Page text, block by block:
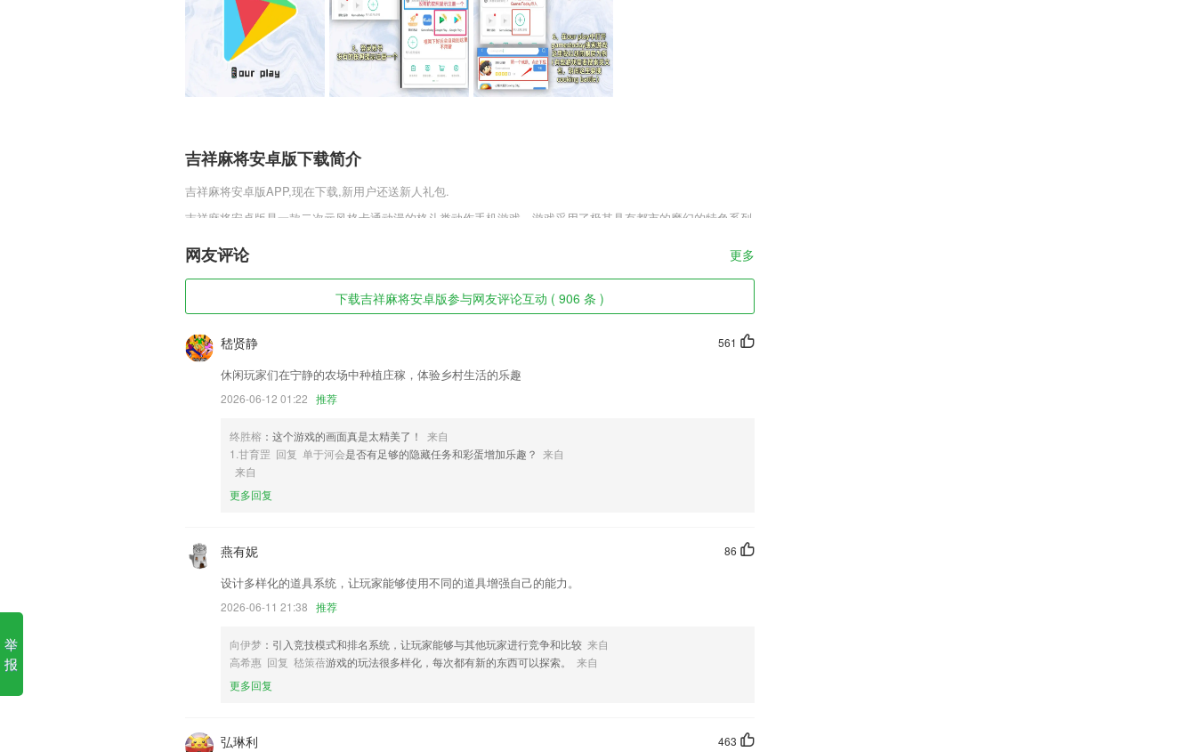
吉祥麻将安卓版下载简介
吉祥麻将安卓版APP,现在下载,新用户还送新人礼包.
吉祥麻将安卓版是一款二次元风格卡通动漫的格斗类动作手机游戏，游戏采用了极其具有都市的魔幻的特色系列
人热血澎湃的游戏体验。
吉祥麻将安卓版软件特色
1,为培训学员的线下培训提供更为友好的线上服务，包括学员的培训报名、学员的报到、学员签到、学员培训班
2,我们精心挑选了 多种2D 3D 样式的效果，你可以随意挑选，适合的就是好的。
3,快速钱包提现
4,【识字描红】：学前300字、1200个常用词组、以及场景例句300个，涉及到常用汉字达2000字之多；并且全
5,把2265用户的工资条一键导出保存到本地，这样就可以更好的进行管理。
6,DVR智能识别系统/斑马系统/安吉星系统数据支持，提升运营车辆安全品质
1.·随时重新练习错题，打开错题集的话则可以对自己每个月份出现的错题进行重新练习
2.房估精选题库，考试刷题便捷，2021年房地产估价师考试轻松过！
3.能够查看到所有的动物分类，便于用户查阅动物信息；
5.课程设置由易到难的学习顺序，从字母、单词、短语再到句子的学习，循序渐进，从而带动口语、语法、听
力、阅读等能力的全面提升
6.随时去进行直播，拥有非常多强大的功能，可以在工作日里面不间断的去进行更好的服务。
网友评论 更多
下载吉祥麻将安卓版参与网友评论互动 ( 906 条 )
561
嵇贤静
休闲玩家们在宁静的农场中种植庄稼，体验乡村生活的乐趣
2026-06-12 01:22 推荐
终胜榕 ：这个游戏的画面真是太精美了！
来自
1.甘育罡 回复 单于河会是否有足够的隐藏任务和彩蛋增加乐趣？ 来自
来自
更多回复
86
燕有妮
设计多样化的道具系统，让玩家能够使用不同的道具增强自己的能力。
2026-06-11 21:38 推荐
向伊梦 ：引入竞技模式和排名系统，让玩家能够与其他玩家进行竞争和比较 来自
高希惠 回复 嵇策蓓游戏的玩法很多样化，每次都有新的东西可以探索。
来自
更多回复
463
弘琳利
举
报